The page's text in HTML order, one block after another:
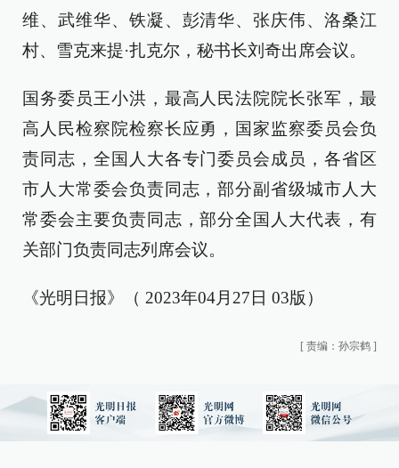
维、武维华、铁凝、彭清华、张庆伟、洛桑江
村、雪克来提·扎克尔，秘书长刘奇出席会议。
国务委员王小洪，最高人民法院院长张军，最
高人民检察院检察长应勇，国家监察委员会负
责同志，全国人大各专门委员会成员，各省区
市人大常委会负责同志，部分副省级城市人大
常委会主要负责同志，部分全国人大代表，有
关部门负责同志列席会议。
《光明日报》（ 2023年04月27日 03版）
[ 责编：孙宗鹤 ]